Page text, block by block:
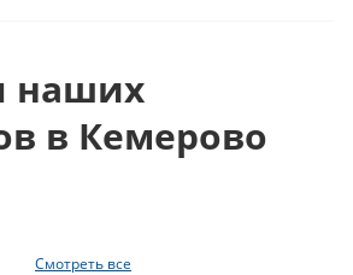
наших
в Кемерово
Смотреть все